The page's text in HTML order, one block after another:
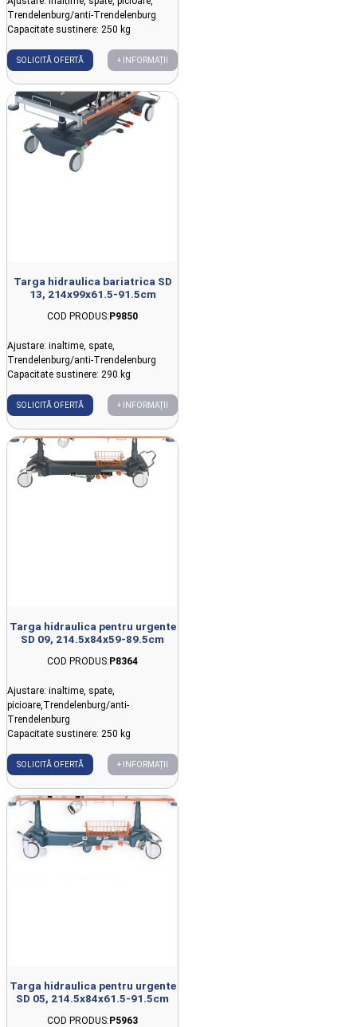
Trendelenburg/anti-Trendelenburg
Capacitate sustinere: 250 kg
SOLICITĂ OFERTĂ + INFORMAȚII
Targa hidraulica bariatrica SD
13, 214x99x61.5-91.5cm
COD PRODUS:P9850
Ajustare: inaltime, spate,
Trendelenburg/anti-Trendelenburg
Capacitate sustinere: 290 kg
SOLICITĂ OFERTĂ + INFORMAȚII
Targa hidraulica pentru urgente
SD 09, 214.5x84x59-89.5cm
COD PRODUS:P8364
Ajustare: inaltime, spate,
picioare,Trendelenburg/anti-
Trendelenburg
Capacitate sustinere: 250 kg
SOLICITĂ OFERTĂ + INFORMAȚII
Targa hidraulica pentru urgente
SD 05, 214.5x84x61.5-91.5cm
COD PRODUS:P5963